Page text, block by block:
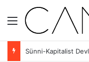
Menü